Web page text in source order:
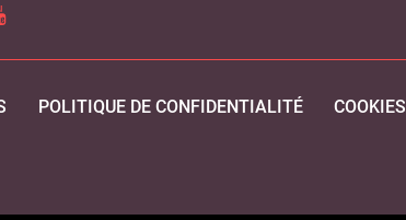
POLITIQUE DE CONFIDENTIALITÉ COOKIES